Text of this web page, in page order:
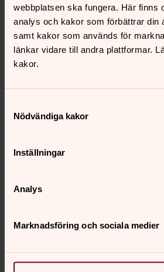
webbplatsen ska fungera. Här finns
analys och kakor som förbättrar din
samt kakor som används för
länkar vidare till andra plattformar.
kakor.
Nödvändiga kakor
Inställningar
Analys
Marknadsföring och sociala medier